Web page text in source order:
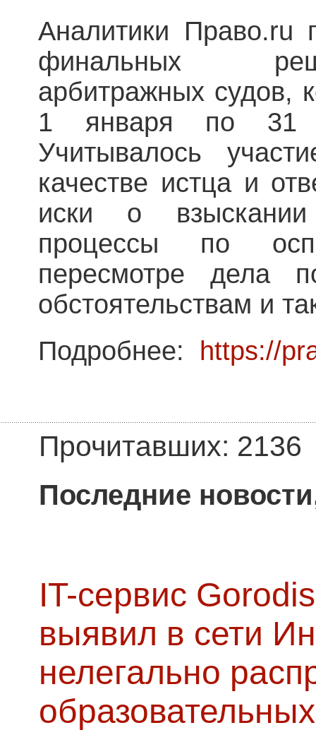
Аналитики Право.ru
финальных
арбитражных судов,
1 января по 31
Учитывалось
качестве истца и
иски о
процессы по
пересмотре дела
обстоятельствам и
Подробнее:
https://
Прочитавших: 2136
Последние
IT-сервис
выявил в сети
нелегально